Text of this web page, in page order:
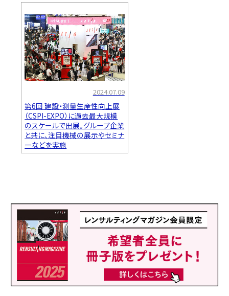
2024.07.09
第6回 建設・測量生産性向上展
（CSPI-EXPO）に過去最大規模
のスケールで出展。グループ企業
と共に、注目機械の展示やセミナ
ーなどを実施